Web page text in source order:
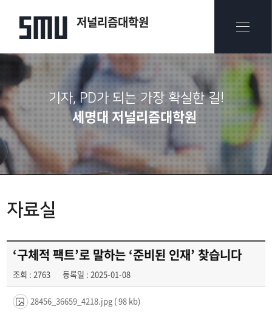
저널리즘대학원
기자, PD가 되는 가장 확실한 길!
세명대 저널리즘대학원
자료실
‘구체적 팩트’로 말하는 ‘준비된 인재’ 찾습니다
조회 : 2763 등록일 : 2025-01-08
28456_36659_4218.jpg ( 98 kb)